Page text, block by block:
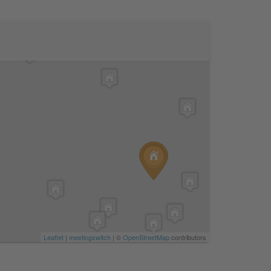
Leaflet | meetingswitch | ©OpenStreetMapcontributors